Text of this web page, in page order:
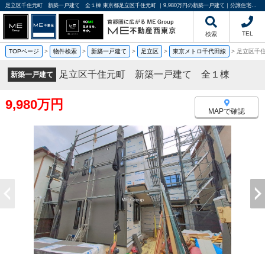
足立区千住元町 新築一戸建て 全１棟 東京都足立区千住元町 ｜9,980万円の新築一戸建て｜分譲住宅や新築物件｜ME不動産西東京
検索 TEL
TOPページ > 物件検索 > 新築一戸建て > 足立区 > 東京メトロ千代田線 > 足立区千
新築一戸建て 足立区千住元町 新築一戸建て 全１棟
9,980万円 MAPで確認